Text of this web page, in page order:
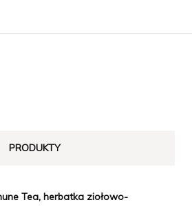
PRODUKTY
Tea, herbatka ziołowo-